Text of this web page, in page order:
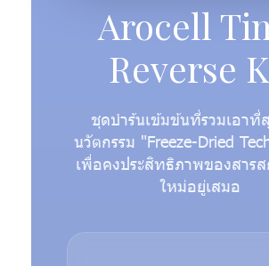
Arocell
Reverse
ชุดบำร้นเข้มข้นที่รวมเอาที่
นวัตกรรม "Freeze-Dried
เพื่อคงประสิทธิภาพของสาร
ใหม่อยู่เสมอ